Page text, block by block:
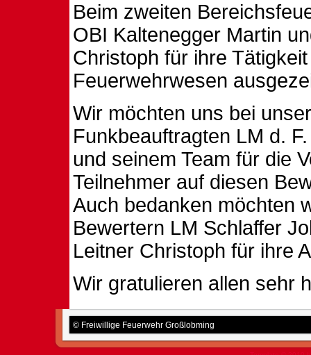
Beim zweiten
OBI Kaltenegger Martin
Christoph für ihre
Feuerwehrwesen
Wir möchten uns bei
Funkbeauftragten LM d.
und seinem Team für die
Teilnehmer auf diesen
Auch bedanken möchten
Bewertern LM Schlaffer
Leitner Christoph für ihre
Wir gratulieren allen sehr
© Freiwillige Feuerwehr Großlobming